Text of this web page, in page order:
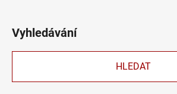
Vyhledávání
HLEDAT